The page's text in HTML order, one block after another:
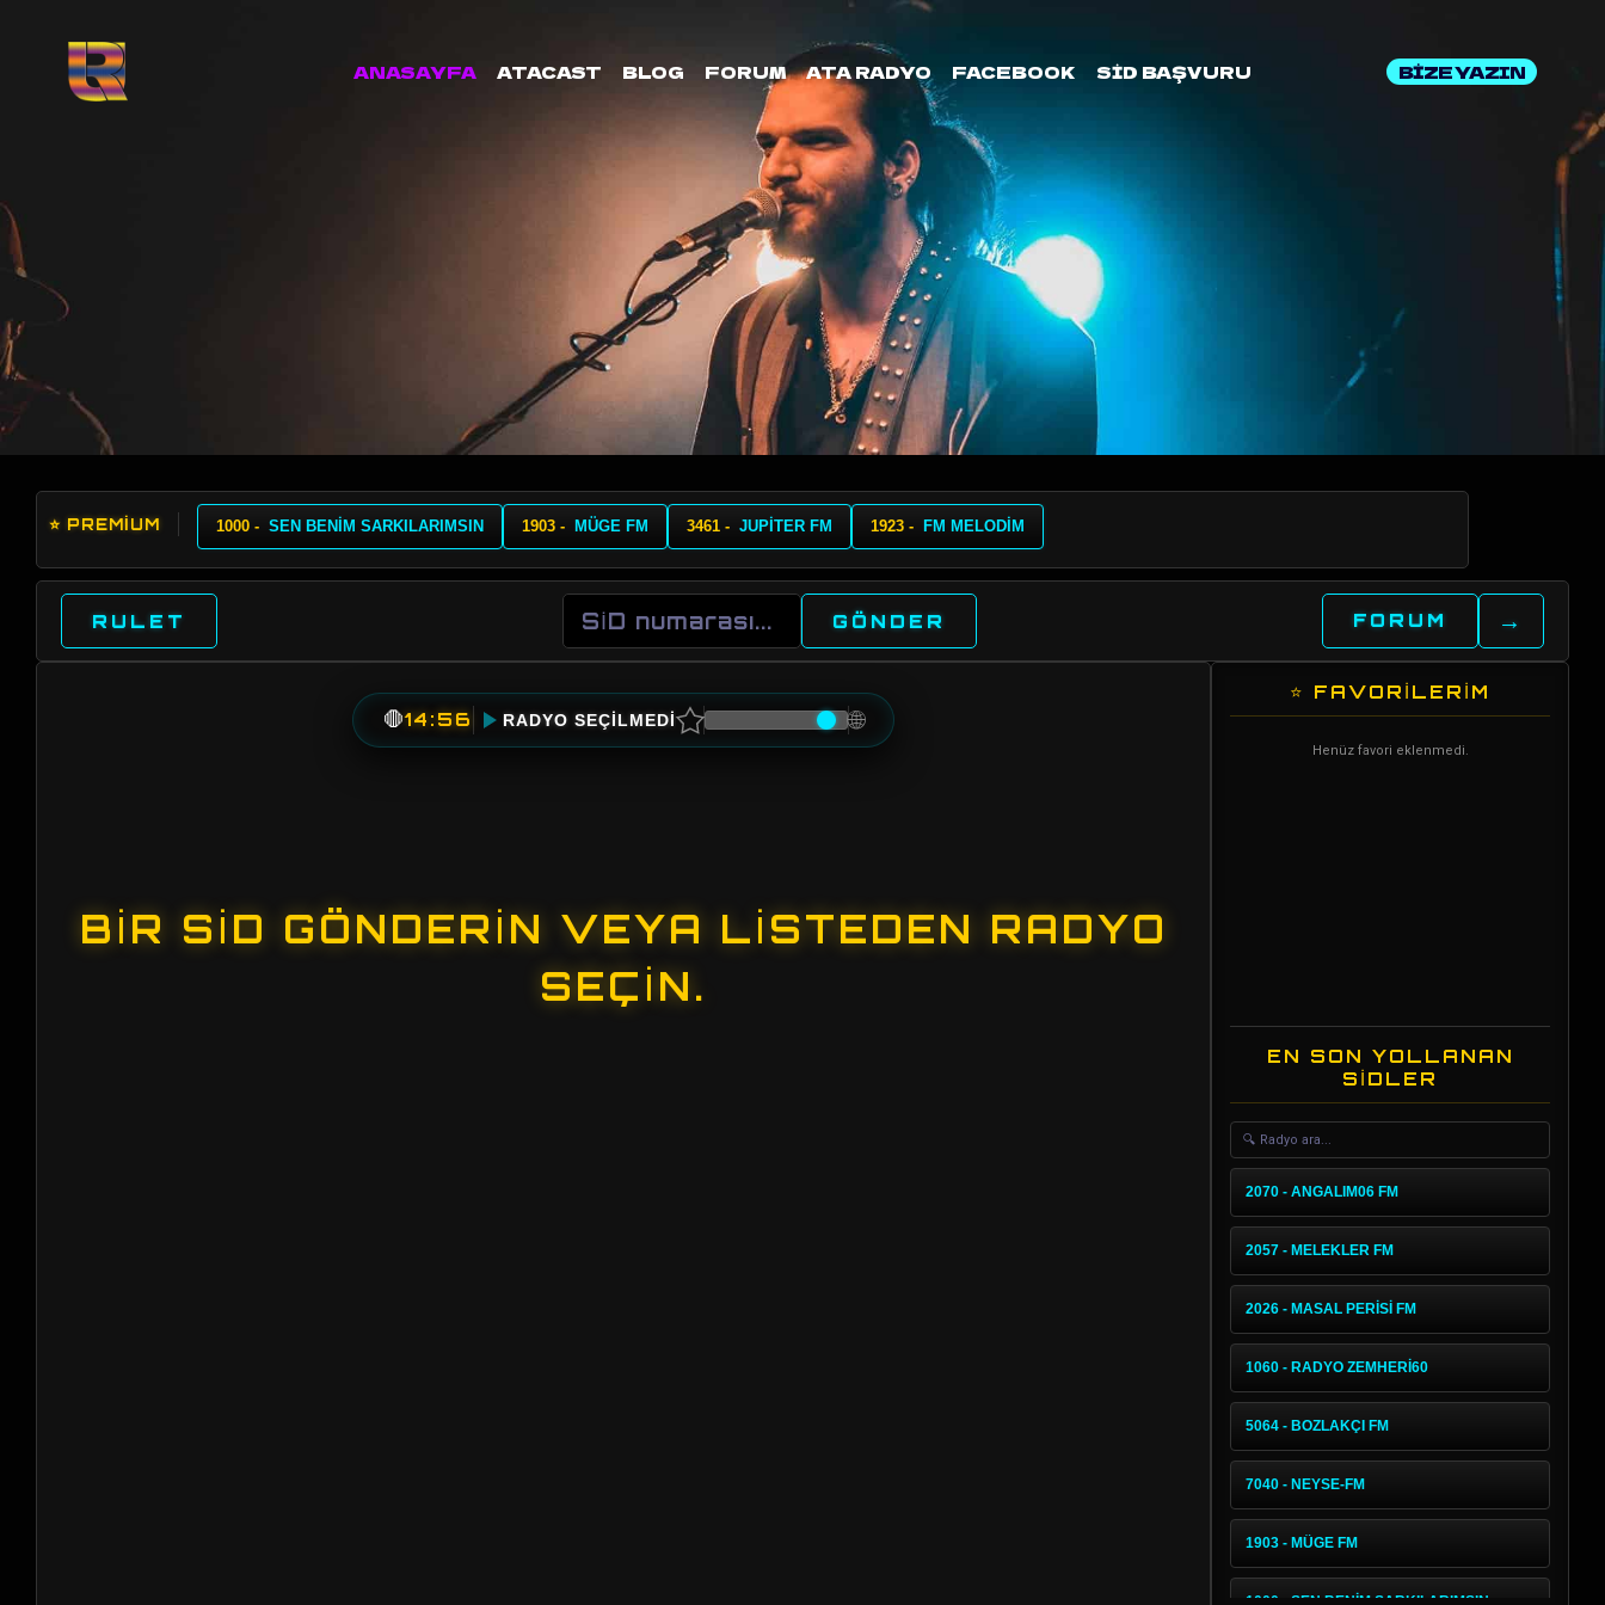
ANASAYFA ATACAST BLOG FORUM ATA RADYO FACEBOOK SİD BAŞVURU BİZE YAZIN
⭐ PREMİUM 1000 - SEN BENİM SARKILARIMSIN 1903 - MÜGE FM 3461 - JUPİTER FM 1923 - FM MELODİM
RULET GÖNDER FORUM →
🛑14:56 RADYO SEÇİLMEDİ★ 🌐
BIR SİD GÖNDERIN VEYA LISTEDEN RADYO
SEÇIN.
⭐ FAVORİLERİM
Henüz favori eklenmedi.
EN SON YOLLANAN
SİDLER
2070 - ANGALIM06 FM
2057 - MELEKLER FM
2026 - MASAL PERİSİ FM
1060 - RADYO ZEMHERİ60
5064 - BOZLAKÇI FM
7040 - NEYSE-FM
1903 - MÜGE FM
1000 - SEN BENİM SARKILARIMSIN